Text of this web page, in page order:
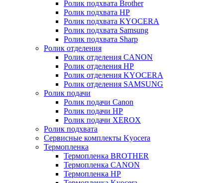
Ролик подхвата Brother
Ролик подхвата HP
Ролик подхвата KYOCERA
Ролик подхвата Samsung
Ролик подхвата Sharp
Ролик отделения
Ролик отделения CANON
Ролик отделения HP
Ролик отделения KYOCERA
Ролик отделения SAMSUNG
Ролик подачи
Ролик подачи Canon
Ролик подачи HP
Ролик подачи XEROX
Ролик подхвата
Сервисные комплекты Kyocera
Термопленка
Термопленка BROTHER
Термопленка CANON
Термопленка HP